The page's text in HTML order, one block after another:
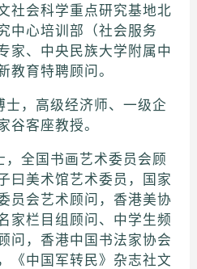
社会科学重点研究基地北
中心培训部（社会服务
家、中央民族大学附属中
教育特聘顾问。
士，高级经济师、一级企
谷客座教授。
，全国书画艺术委员会顾
曰美术馆艺术委员，国家
员会艺术顾问，香港美协
家栏目组顾问、中学生频
问，香港中国书法家协会
《中国军转民》杂志社文